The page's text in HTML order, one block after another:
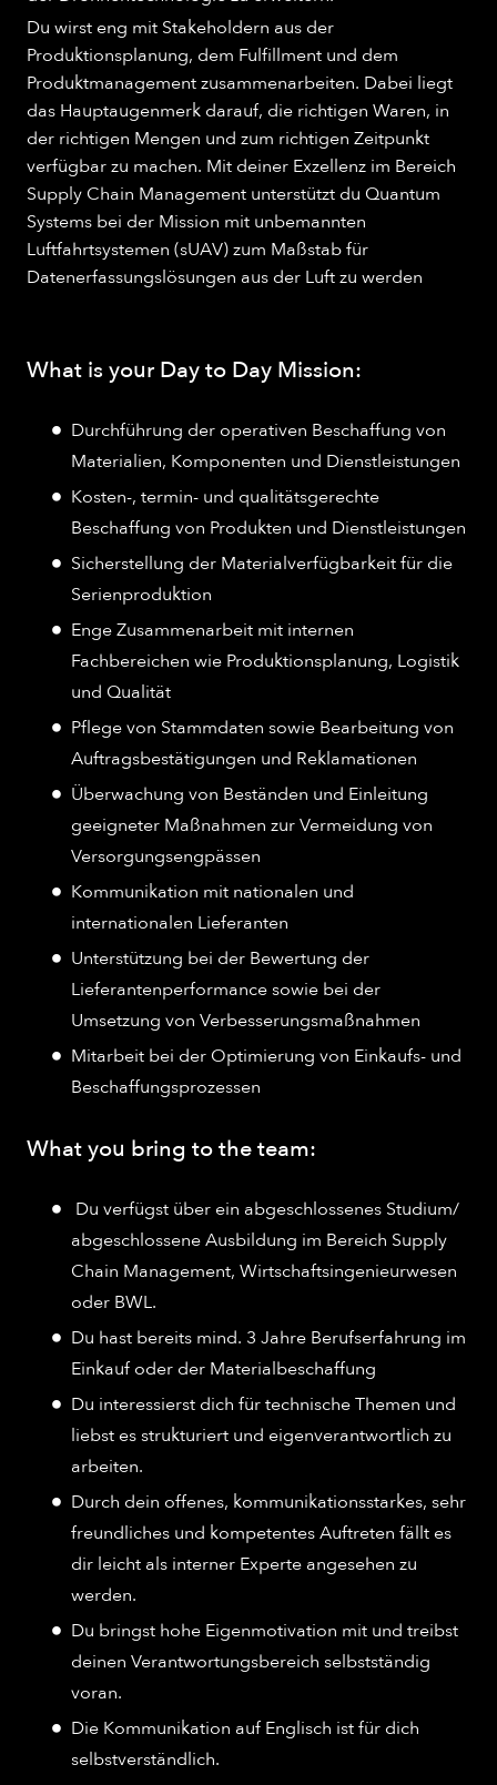
Du wirst eng mit Stakeholdern aus der
Produktionsplanung, dem Fulfillment und dem
Produktmanagement zusammenarbeiten. Dabei liegt
das Hauptaugenmerk darauf, die richtigen Waren, in
der richtigen Mengen und zum richtigen Zeitpunkt
verfügbar zu machen. Mit deiner Exzellenz im Bereich
Supply Chain Management unterstützt du Quantum
Systems bei der Mission mit unbemannten
Luftfahrtsystemen (sUAV) zum Maßstab für
Datenerfassungslösungen aus der Luft zu werden
What is your Day to Day Mission:
Durchführung der operativen Beschaffung von
Materialien, Komponenten und Dienstleistungen​
Kosten-, termin- und qualitätsgerechte
Beschaffung von Produkten und Dienstleistungen​
Sicherstellung der Materialverfügbarkeit für die
Serienproduktion​
Enge Zusammenarbeit mit internen
Fachbereichen wie Produktionsplanung, Logistik
und Qualität​
Pflege von Stammdaten sowie Bearbeitung von
Auftragsbestätigungen und Reklamationen​
Überwachung von Beständen und Einleitung
geeigneter Maßnahmen zur Vermeidung von
Versorgungsengpässen​
Kommunikation mit nationalen und
internationalen Lieferanten​
Unterstützung bei der Bewertung der
Lieferantenperformance sowie bei der
Umsetzung von Verbesserungsmaßnahmen​
Mitarbeit bei der Optimierung von Einkaufs- und
Beschaffungsprozessen
What you bring to the team:
​Du verfügst über ein abgeschlossenes Studium/
abgeschlossene Ausbildung im Bereich Supply
Chain Management, Wirtschaftsingenieurwesen
oder BWL.​
Du hast bereits mind. 3 Jahre Berufserfahrung im
Einkauf oder der Materialbeschaffung ​
Du interessierst dich für technische Themen und
liebst es strukturiert und eigenverantwortlich zu
arbeiten.
Durch dein offenes, kommunikationsstarkes, sehr
freundliches und kompetentes Auftreten fällt es
dir leicht als interner Experte angesehen zu
werden.​
Du bringst hohe Eigenmotivation mit und treibst
deinen Verantwortungsbereich selbstständig
voran.​
Die Kommunikation auf Englisch ist für dich
selbstverständlich.